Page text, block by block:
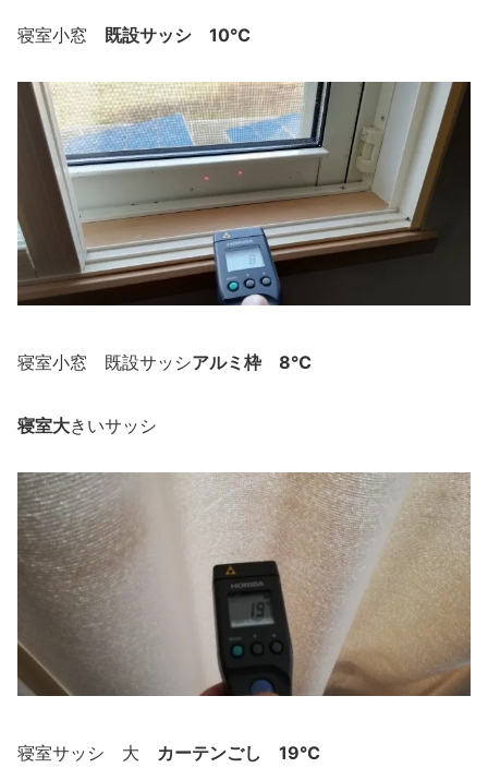
寝室小窓 既設サッシ 10℃
寝室小窓 既設サッシアルミ枠 8℃
寝室大きいサッシ
寝室サッシ 大 カーテンごし 19℃